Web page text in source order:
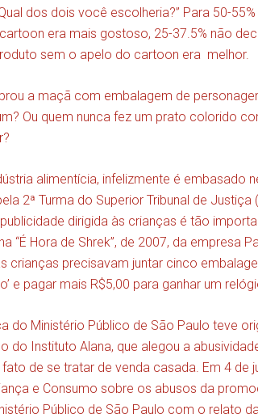
dos dois você escolheria?” Para 50-
era mais gostoso, 25-37.5% não
sem o apelo do cartoon era melhor.
a maçã com embalagem de
Ou quem nunca fez um prato colorido
alimentícia, infelizmente é embasado
2ª Turma do Superior Tribunal de Justiça
dirigida às crianças é tão
“É Hora de Shrek”, de 2007, da empresa
crianças precisavam juntar cinco
e pagar mais R$5,00 para ganhar um
do Ministério Público de São Paulo teve
do Instituto Alana, que alegou a
de se tratar de venda casada. Em 4 de
e Consumo sobre os abusos da
Público de São Paulo com o relato